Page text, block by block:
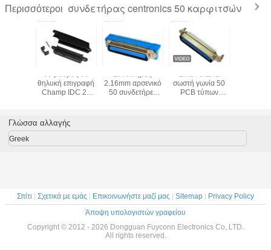
Περισσότεροι συνδετήρας centronics 50 καρφιτσών
ύλης
Τ
θηλυκή επιγραφή
Champ IDC 25
Centronics
καρφιτσών
2.16mm αρσενικό
50 συνδετήρες
σωστή γωνία 50
PCB τύπων
πινάκων
Γλώσσα αλλαγής
Greek
Σπίτι | Σχετικά με εμάς | Επικοινωνήστε μαζί μας | Sitemap | Privacy Policy
Άποψη υπολογιστών γραφείου
Copyright © 2012 - 2026 Dongguan Fuyconn Electronics Co,.LTD.
All rights reserved.